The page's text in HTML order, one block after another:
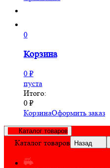
0
Корзина
0 ₽
пуста
Итого:
0 ₽
КорзинаОформить заказ
Каталог товаров
Каталог товаров Назад